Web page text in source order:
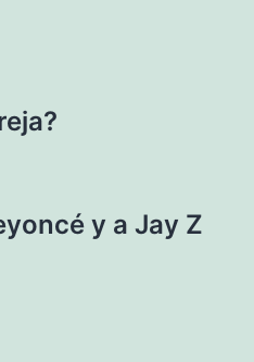
y a Jay Z